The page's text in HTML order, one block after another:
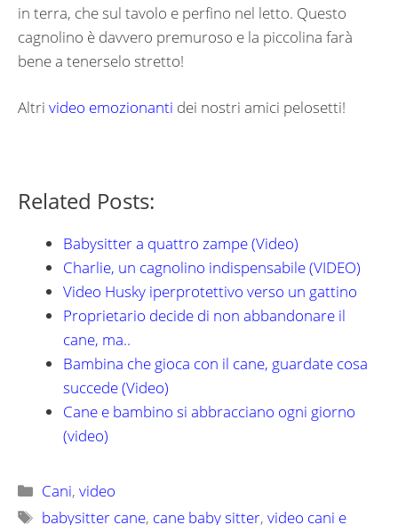
in terra, che sul tavolo e perfino nel letto. Questo
cagnolino è davvero premuroso e la piccolina farà
bene a tenerselo stretto!
Altri video emozionanti dei nostri amici pelosetti!
Related Posts:
Babysitter a quattro zampe (Video)
Charlie, un cagnolino indispensabile (VIDEO)
Video Husky iperprotettivo verso un gattino
Proprietario decide di non abbandonare il
cane, ma..
Bambina che gioca con il cane, guardate cosa
succede (Video)
Cane e bambino si abbracciano ogni giorno
(video)
Categorie
Cani,video
Tag
babysitter cane, cane baby sitter,video cani e